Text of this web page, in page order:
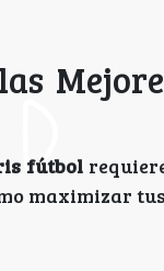
fútbol
maximizar